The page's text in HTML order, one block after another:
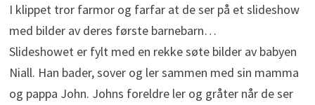
I klippet tror farmor og farfar at de ser på et slideshow
med bilder av deres første barnebarn…
Slideshowet er fylt med en rekke søte bilder av babyen
Niall. Han bader, sover og ler sammen med sin mamma
og pappa John. Johns foreldre ler og gråter når de ser